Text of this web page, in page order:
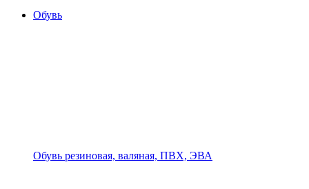
Обувь
Обувь резиновая, валяная, ПВХ, ЭВА